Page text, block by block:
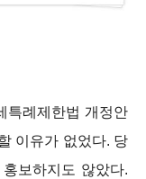
특례제한법 개정안
이유가 없었다. 당
보하지도 않았다.